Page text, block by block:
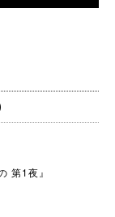
第1 夜』